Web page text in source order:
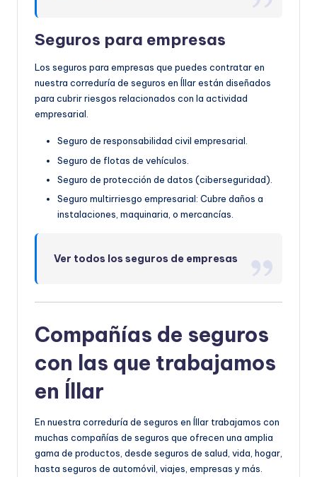
Seguros para empresas
Los seguros para empresas que puedes contratar en
nuestra correduría de seguros en Íllar están diseñados
para cubrir riesgos relacionados con la actividad
empresarial.
Seguro de responsabilidad civil empresarial.
Seguro de flotas de vehículos.
Seguro de protección de datos (ciberseguridad).
Seguro multirriesgo empresarial: Cubre daños a
instalaciones, maquinaria, o mercancías.
Ver todos los seguros de empresas
Compañías de seguros
con las que trabajamos
en Íllar
En nuestra correduría de seguros en Íllar trabajamos con
muchas compañías de seguros que ofrecen una amplia
gama de productos, desde seguros de salud, vida, hogar,
hasta seguros de automóvil, viajes, empresas y más.